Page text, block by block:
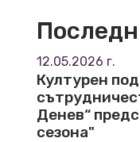
12.05.2026 г.
Културен
Денев“
сезона"